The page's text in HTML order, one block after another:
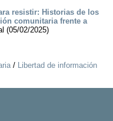
resistir: Historias de los
comunitaria frente a
(05/02/2025)
/ Libertad de información